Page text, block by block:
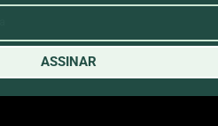
ASSINAR